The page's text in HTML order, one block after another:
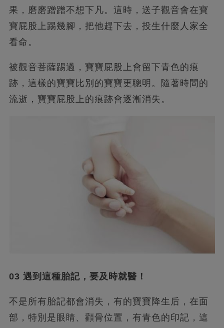
果，磨磨蹭蹭不想下凡。這時，送子觀音會在寶
寶屁股上踢幾腳，把他趕下去，投生什麼人家全
看命。
被觀音菩薩踢過，寶寶屁股上會留下青色的痕
跡，這樣的寶寶比別的寶寶更聰明。隨著時間的
流逝，寶寶屁股上的痕跡會逐漸消失。
03 遇到這種胎記，要及時就醫！
不是所有胎記都會消失，有的寶寶降生后，在面
部，特別是眼睛、顴骨位置，有青色的印記，這